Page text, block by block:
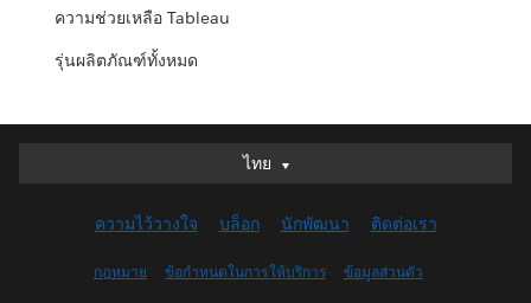
ความช่วยเหลือ Tableau
รุ่นผลิตภัณฑ์ทั้งหมด
ไทย
ไทย
English (UK)
English (US)
ความไว้วางใจ บล็อก นักพัฒนา ติดต่อเรา
กฎหมาย ข้อกำหนดในการให้บริการ ข้อมูลส่วนตัว